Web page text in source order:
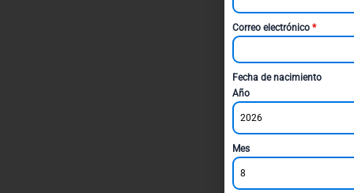
Correo electrónico *
Fecha de nacimiento
Año
2026
Mes
8